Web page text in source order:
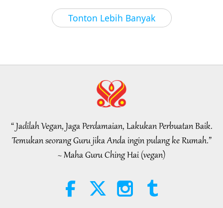
Tonton Lebih Banyak
2026-08-06
19:47
38:45
Pembicaraan Perdamaian Batin
Antara Guru dan Murid 2026-08-06 1219
vegan meat producer in legal
challenge.
“ Jadilah Vegan, Jaga Perdamaian, Lakukan Perbuatan Baik.
Temukan seorang Guru jika Anda ingin pulang ke Rumah.”
~ Maha Guru Ching Hai (vegan)